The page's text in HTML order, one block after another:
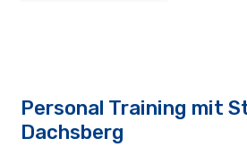
Personal Training mit
Dachsberg